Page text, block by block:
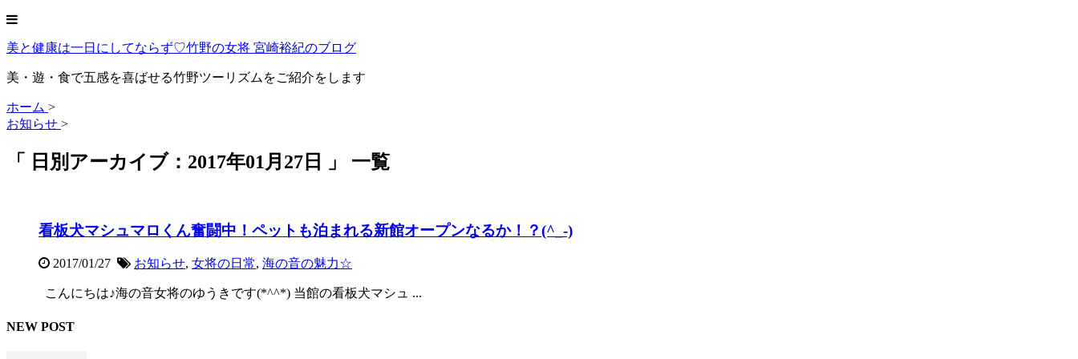
美と健康は一日にしてならず♡竹野の女将 宮崎裕紀のブログ
美・遊・食で五感を喜ばせる竹野ツーリズムをご紹介をします
ホーム >
お知らせ >
「 日別アーカイブ：2017年01月27日 」 一覧
看板犬マシュマロくん奮闘中！ペットも泊まれる新館オープンなるか！？(^_-)
2017/01/27 お知らせ, 女将の日常, 海の音の魅力☆
こんにちは♪海の音女将のゆうきです(*^^*) 当館の看板犬マシュ ...
NEW POST